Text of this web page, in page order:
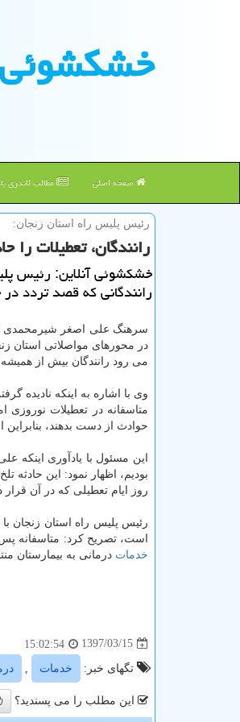
خشكشوئی
صفحه اصلی مطالب لاندری
رئیس پلیس راه استان زنجان:
رانندگان، تعطیلات را
خشكشوئی آنلاین: رئیس
رانندگانی كه قصد تردد در
سرهنگ علی اصغر شیرمحمدی در
در محورهای مواصلاتی استان
می رود رانندگان بیش از همیشه
وی با اشاره به اینكه نادیده
متاسفانه در تعطیلات
حوادث از دست بدهند، بنابراین
این مسئول با یادآوری اینكه
بودیم، اظهار نمود: این حادثه
روز ایام تعطیلی كه در آن
رئیس پلیس راه استان زنجان
است، تصریح كرد: متاسفانه
خدمات درمانی به بیمارستان
1397/03/15
15:02:54
تگهای خبر: خدمات
این مطلب را می پسندید؟